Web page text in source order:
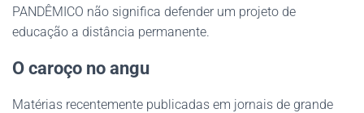
PANDÊMICO não significa defender um projeto de
educação a distância permanente.
O caroço no angu
Matérias recentemente publicadas em jornais de grande